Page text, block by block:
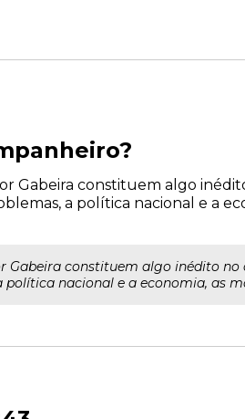
Gabeira constituem algo
a política nacional e a
Gabeira constituem algo inédito
política nacional e a economia, as